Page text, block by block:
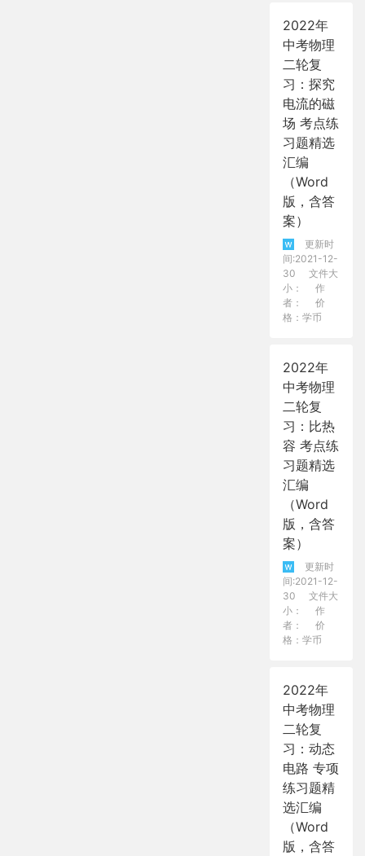
2022年
中考物理
二轮复
习：探究
电流的磁
场 考点练
习题精选
汇编
（Word
版，含答
案）
更新时
间:2021-12-
30
文件大
小：
作
者：
价
格：学币
2022年
中考物理
二轮复
习：比热
容 考点练
习题精选
汇编
（Word
版，含答
案）
更新时
间:2021-12-
30
文件大
小：
作
者：
价
格：学币
2022年
中考物理
二轮复
习：动态
电路 专项
练习题精
选汇编
（Word
版，含答